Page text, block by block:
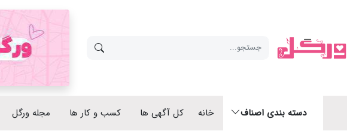
دسته بندی اصناف خانه کل آگهی ها کسب و کار ها مجله ورگل